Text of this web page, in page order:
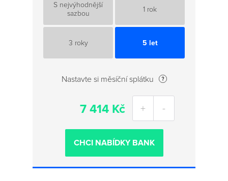
S nejvýhodnější
sazbou
1 rok
3 roky 5 let
Nastavte si měsíční splátku
+ -
CHCI NABÍDKY BANK